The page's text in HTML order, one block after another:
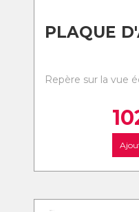
PLAQUE
Repère sur la vue